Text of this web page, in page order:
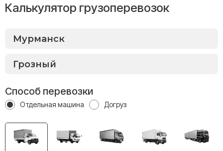
Калькулятор грузоперевозок
Способ перевозки
Отдельная машина Догруз